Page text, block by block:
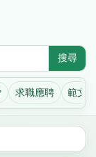
求職應聘 範文